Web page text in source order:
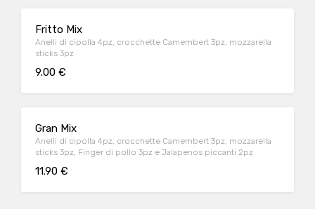
Fritto Mix
Anelli di cipolla 4pz, crocchette Camembert 3pz, mozzarella
sticks 3pz
9.00 €
Gran Mix
Anelli di cipolla 4pz, crocchette Camembert 3pz, mozzarella
sticks 3pz, Finger di pollo 3pz e Jalapenos piccanti 2pz
11.90 €